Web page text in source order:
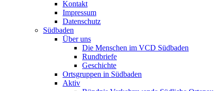
Kontakt
Impressum
Datenschutz
Südbaden
Über uns
Die Menschen im VCD Südbaden
Rundbriefe
Geschichte
Ortsgruppen in Südbaden
Aktiv